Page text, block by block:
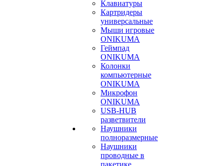
Клавиатуры
Картридеры
универсальные
Мыши игровые
ONIKUMA
Геймпад
ONIKUMA
Колонки
компьютерные
ONIKUMA
Микрофон
ONIKUMA
USB-HUB
разветвители
Наушники
полноразмерные
Наушники
проводные в
пакетике